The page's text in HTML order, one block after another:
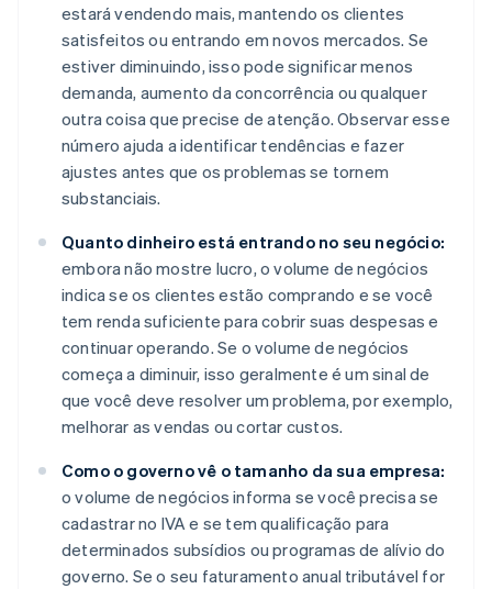
estará vendendo mais, mantendo os clientes
satisfeitos ou entrando em novos mercados. Se
estiver diminuindo, isso pode significar menos
demanda, aumento da concorrência ou qualquer
outra coisa que precise de atenção. Observar esse
número ajuda a identificar tendências e fazer
ajustes antes que os problemas se tornem
substanciais.
Quanto dinheiro está entrando no seu negócio:
embora não mostre lucro, o volume de negócios
indica se os clientes estão comprando e se você
tem renda suficiente para cobrir suas despesas e
continuar operando. Se o volume de negócios
começa a diminuir, isso geralmente é um sinal de
que você deve resolver um problema, por exemplo,
melhorar as vendas ou cortar custos.
Como o governo vê o tamanho da sua empresa:
o volume de negócios informa se você precisa se
cadastrar no IVA e se tem qualificação para
determinados subsídios ou programas de alívio do
governo. Se o seu faturamento anual tributável for